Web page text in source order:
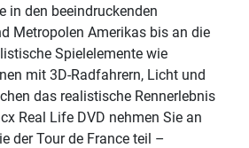
in den beeindruckenden
Metropolen Amerikas bis an die
Spielelemente wie
mit 3D-Radfahrern, Licht und
das realistische Rennerlebnis
Real Life DVD nehmen Sie an
der Tour de France teil –